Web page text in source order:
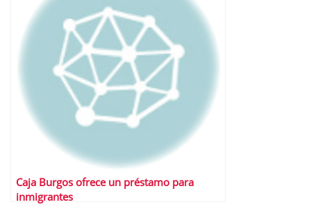
Caja Burgos ofrece un préstamo para
inmigrantes